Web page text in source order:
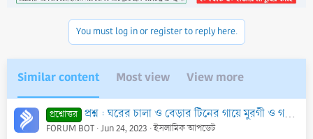
You must log in or register to reply here.
Similar content Most view View more
প্রশ্নোত্তর প্রশ্ন : ঘরের চালা ও বেড়ার টিনের গায়ে মুরগী ও গরুর ছবি থাকলে উক্ত ঘরে ছালাত আদায় করা যাবে কি?
FORUM BOT Jun 24, 2023 ইসলামিক আপডেট